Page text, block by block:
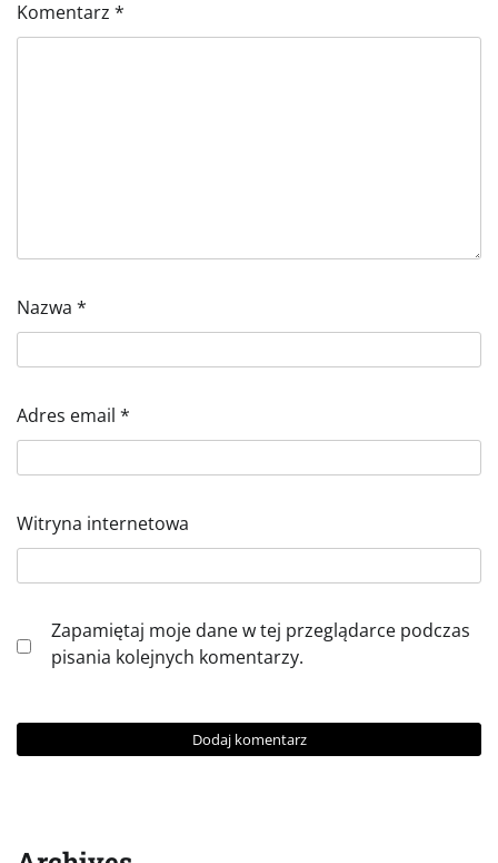
Komentarz *
Nazwa *
Adres email *
Witryna internetowa
Zapamiętaj moje dane w tej przeglądarce podczas
pisania kolejnych komentarzy.